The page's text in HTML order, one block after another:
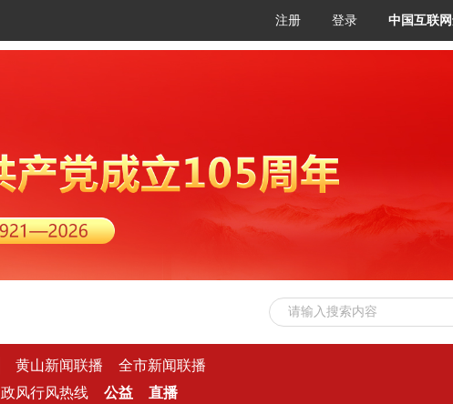
注册 登录 中国互联
请输入搜索内容
黄山新闻联播
全市新闻联播
政风行风热线 公益 直播